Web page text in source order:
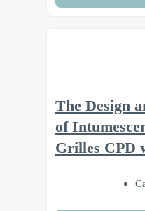
The Design
of
Grilles CPD